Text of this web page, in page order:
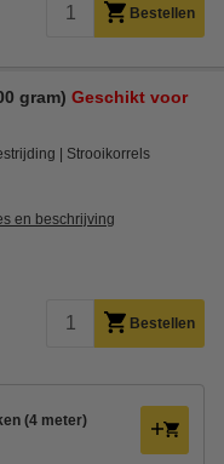
Bestellen
gram) Geschikt voor
Strooikorrels
en beschrijving
Bestellen
(4 meter)